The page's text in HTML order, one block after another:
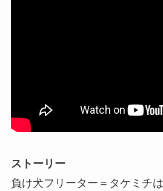
ストーリー
負け犬フリーター＝タケミチ